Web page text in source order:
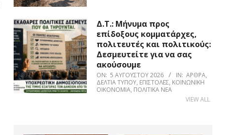
Δ.Τ.: Μήνυμα προς
επίδοξους κομματάρχες,
πολιτευτές και πολιτικούς:
Δεσμευτείτε για να σας
ακούσουμε
ON: 5 ΑΥΓΟΎΣΤΟΥ 2026 IN: ΆΡΘΡΑ,
ΔΕΛΤΊΑ ΤΎΠΟΥ, ΕΠΙΣΤΟΛΈΣ, ΚΟΙΝΩΝΙΚΉ
ΟΙΚΟΝΟΜΊΑ, ΠΟΛΙΤΙΚΆ ΝΈΑ
VIEW ALL